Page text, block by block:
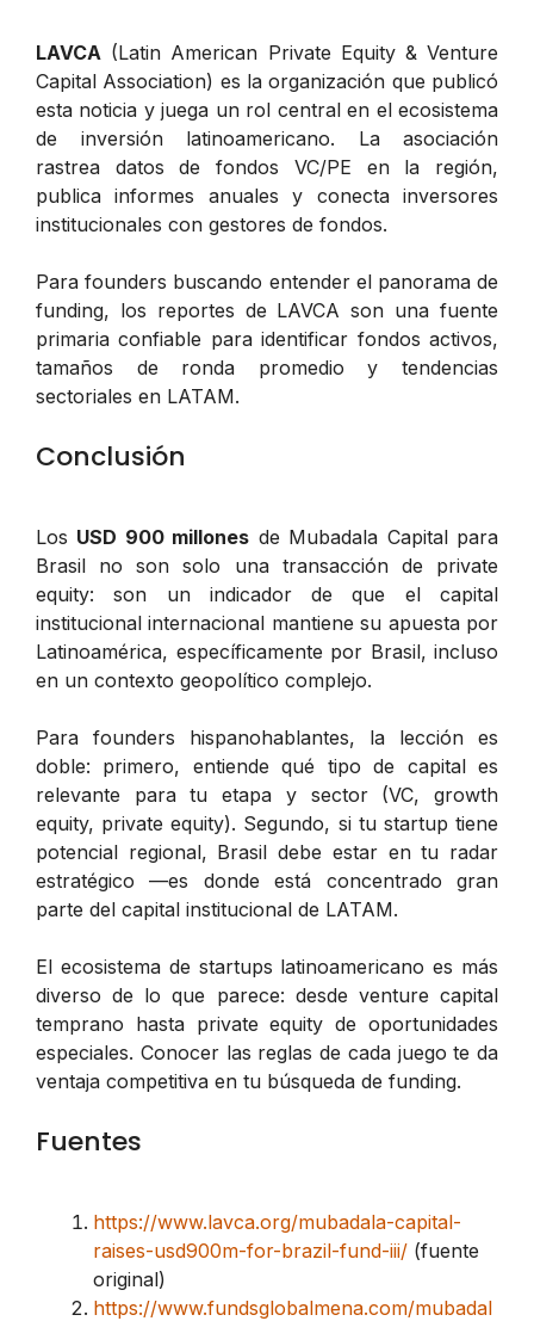
LAVCA (Latin American Private Equity & Venture
Capital Association) es la organización que publicó
esta noticia y juega un rol central en el ecosistema
de inversión latinoamericano. La asociación
rastrea datos de fondos VC/PE en la región,
publica informes anuales y conecta inversores
institucionales con gestores de fondos.
Para founders buscando entender el panorama de
funding, los reportes de LAVCA son una fuente
primaria confiable para identificar fondos activos,
tamaños de ronda promedio y tendencias
sectoriales en LATAM.
Conclusión
Los USD 900 millones de Mubadala Capital para
Brasil no son solo una transacción de private
equity: son un indicador de que el capital
institucional internacional mantiene su apuesta por
Latinoamérica, específicamente por Brasil, incluso
en un contexto geopolítico complejo.
Para founders hispanohablantes, la lección es
doble: primero, entiende qué tipo de capital es
relevante para tu etapa y sector (VC, growth
equity, private equity). Segundo, si tu startup tiene
potencial regional, Brasil debe estar en tu radar
estratégico —es donde está concentrado gran
parte del capital institucional de LATAM.
El ecosistema de startups latinoamericano es más
diverso de lo que parece: desde venture capital
temprano hasta private equity de oportunidades
especiales. Conocer las reglas de cada juego te da
ventaja competitiva en tu búsqueda de funding.
Fuentes
https://www.lavca.org/mubadala-capital-
raises-usd900m-for-brazil-fund-iii/ (fuente
original)
https://www.fundsglobalmena.com/mubadal